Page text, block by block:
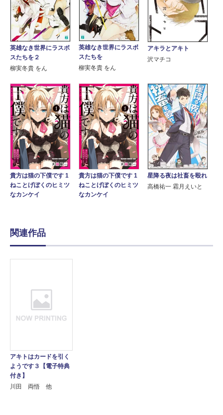
英雄なき世界にラスボ
スたちを２
柳実冬貴 をん
英雄なき世界にラスボ
スたちを
柳実冬貴 をん
アキラとアキト
沢マチコ
貴方は猫の下僕です 1
ねことげぼくのヒミツ
なカンケイ
貴方は猫の下僕です 1
ねことげぼくのヒミツ
なカンケイ
星降る夜は社畜を殴れ
高橋祐一 霜月えいと
関連作品
アキトはカードを引く
ようです３【電子特典
付き】
川田 両悟 他